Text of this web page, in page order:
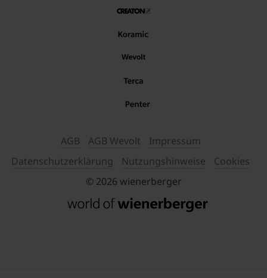
AGB AGB Wevolt
Impressum
Datenschutzerklärung
Nutzungshinweise
Cookies
© 2026 wienerberger